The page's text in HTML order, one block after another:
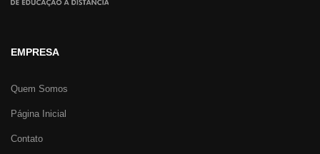
EMPRESA
Quem Somos
Página Inicial
Contato